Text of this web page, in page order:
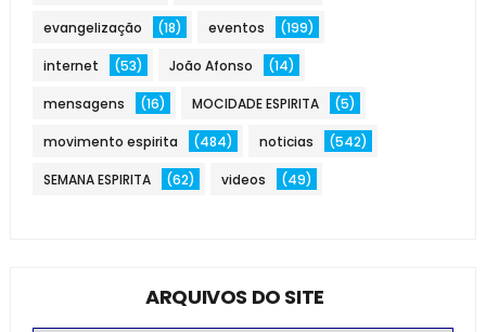
evangelização (18) eventos (199)
internet (53) João Afonso (14)
mensagens (16) MOCIDADE ESPIRITA (5)
movimento espirita (484) noticias (542)
SEMANA ESPIRITA (62) videos (49)
ARQUIVOS DO SITE